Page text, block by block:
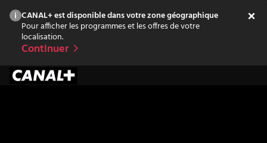
CANAL+ est disponible dans votre zone géographique
Pour afficher les programmes et les offres de votre
localisation.
Continuer